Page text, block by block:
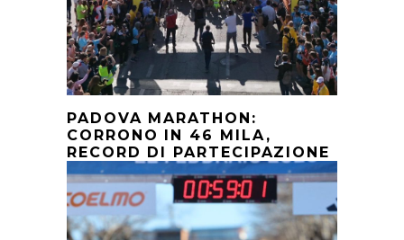
PADOVA MARATHON:
CORRONO IN 46 MILA,
RECORD DI PARTECIPAZIONE